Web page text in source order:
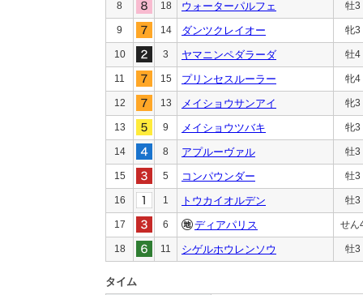
8 18 ウォーターパルフェ 牡3
9 14 ダンツクレイオー 牝3
10 3 ヤマニンペダラーダ 牡4
11 15 プリンセスルーラー 牝4
12 13 メイショウサンアイ 牝3
13 9 メイショウツバキ 牝3
14 8 アプルーヴァル 牡3
15 5 コンパウンダー 牡3
16 1 トウカイオルデン 牡3
17 6 ディアパリス せん
18 11 シゲルホウレンソウ 牡3
タイム